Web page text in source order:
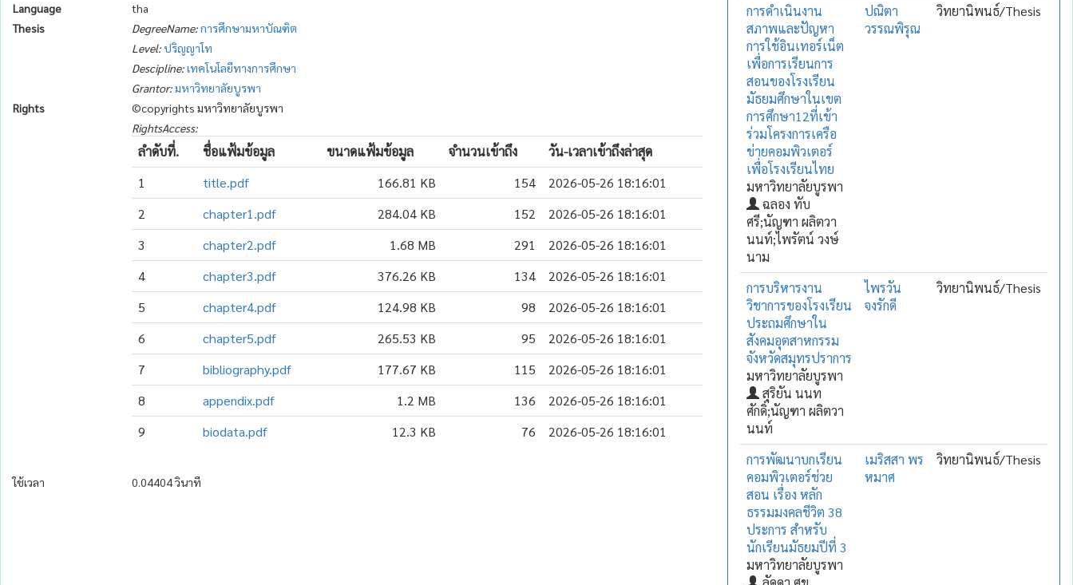
Language
tha
Thesis
DegreeName:การศึกษามหาบัณฑิต
Level:ปริญญาโท
Descipline:เทคโนโลยีทางการศึกษา
Grantor:มหาวิทยาลัยบูรพา
Rights
©copyrights มหาวิทยาลัยบูรพา
RightsAccess:
ลำดับที่. ชื่อแฟ้มข้อมูล ขนาดแฟ้มข้อมูล จำนวนเข้าถึง
วัน-เวลาเข้าถึงล่าสุด
1
title.pdf 166.81 KB 154
2026-05-26 18:16:01
2
chapter1.pdf 284.04 KB 152
2026-05-26 18:16:01
3
chapter2.pdf 1.68 MB 291
2026-05-26 18:16:01
4
chapter3.pdf 376.26 KB 134
2026-05-26 18:16:01
5
chapter4.pdf 124.98 KB 98
2026-05-26 18:16:01
6
chapter5.pdf 265.53 KB 95
2026-05-26 18:16:01
7
bibliography.pdf 177.67 KB 115
2026-05-26 18:16:01
8
appendix.pdf 1.2 MB 136
2026-05-26 18:16:01
9
biodata.pdf 12.3 KB 76 2026-05-26 18:16:01
ใช้เวลา 0.04404 วินาที
การดำเนินงาน
สภาพและปัญหา
การใช้อินเทอร์เน็ต
เพื่อการเรียนการ
สอนของโรงเรียน
มัธยมศึกษาในเขต
การศึกษา12ที่เข้า
ร่วมโครงการเครือ
ข่ายคอมพิวเตอร์
เพื่อโรงเรียนไทย
มหาวิทยาลัยบูรพา
ฉลอง ทับ
ศรี;นัญฑา ผลิตวา
นนท์;ไพรัตน์ วงษ์
นาม
ปณิตา
วรรณพิรุณ
วิทยานิพนธ์/Thesis
การบริหารงาน
วิชาการของโรงเรียน
ประถมศึกษาใน
สังคมอุตสาหกรรม
จังหวัดสมุทรปราการ
มหาวิทยาลัยบูรพา
สุริยัน นนท
ศักดิ์;นัญฑา ผลิตวา
นนท์
ไพรวัน
จงรักดี
วิทยานิพนธ์/Thesis
การพัฒนาบกเรียน
คอมพิวเตอร์ช่วย
สอน เรื่อง หลัก
ธรรมมงคลชีวิต 38
ประการ สำหรับ
นักเรียนมัธยมปีที่ 3
มหาวิทยาลัยบูรพา
เมริสสา พร
หมาศ
วิทยานิพนธ์/Thesis